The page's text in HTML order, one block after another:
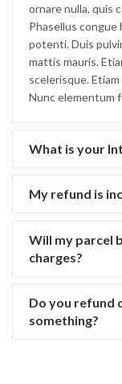
ornare nulla, quis
Phasellus congue
potenti. Duis
mattis mauris.
scelerisque.
Nunc elementum
What is your
My refund is
Will my parcel
charges?
Do you refund
something?